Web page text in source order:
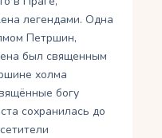
легендами. Одна
Петршин,
был священным
холма
богу
сохранилась до